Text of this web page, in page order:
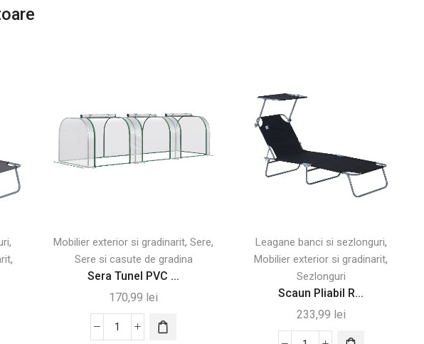
,
,
Mobilier exterior si gradinarit,Sere,
Sere si casute de gradina
Sera Tunel PVC ...
170,99 lei
Cantitate
Leagane banci si sezlonguri,
Mobilier exterior si gradinarit,
Sezlonguri
Scaun Pliabil R...
233,99 lei